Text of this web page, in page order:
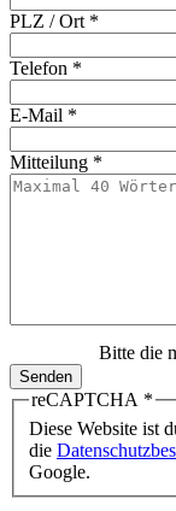
PLZ / Ort *
Telefon *
E-Mail *
Mitteilung *
Bitte die
Senden
reCAPTCHA *
Diese Website ist
die
Google.